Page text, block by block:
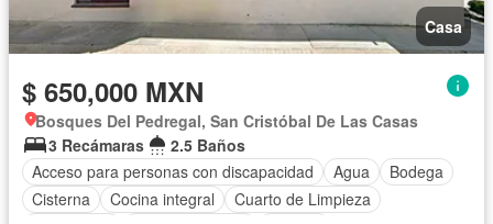
Casa
$ 650,000 MXN
Bosques Del Pedregal, San Cristóbal De Las Casas
3 Recámaras
2.5 Baños
Acceso para personas con discapacidad
Agua
Bodega
Cisterna
Cocina integral
Cuarto de Limpieza